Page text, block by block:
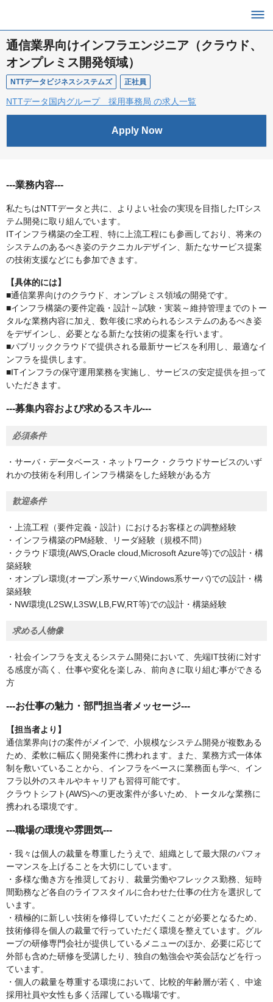
通信業界向けインフラエンジニア（クラウド、
オンプレミス開発領域）
NTTデータビジネスシステムズ 正社員
NTTデータ国内グループ 採用事務局 の求人一覧
Apply Now
---業務内容---
私たちはNTTデータと共に、よりよい社会の実現を目指したITシス
テム開発に取り組んでいます。
ITインフラ構築の全工程、特に上流工程にも参画しており、将来の
システムのあるべき姿のテクニカルデザイン、新たなサービス提案
の技術支援などにも参加できます。
【具体的には】
■通信業界向けのクラウド、オンプレミス領域の開発です。
■インフラ構築の要件定義・設計～試験・実装～維持管理までのトー
タルな業務内容に加え、数年後に求められるシステムのあるべき姿
をデザインし、必要となる新たな技術の提案を行います。
■パブリッククラウドで提供される最新サービスを利用し、最適なイ
ンフラを提供します。
■ITインフラの保守運用業務を実施し、サービスの安定提供を担って
いただきます。
---募集内容および求めるスキル---
必須条件
・サーバ・データベース・ネットワーク・クラウドサービスのいず
れかの技術を利用しインフラ構築をした経験がある方
歓迎条件
・上流工程（要件定義・設計）におけるお客様との調整経験
・インフラ構築のPM経験、リーダ経験（規模不問）
・クラウド環境(AWS,Oracle cloud,Microsoft Azure等)での設計・構
築経験
・オンプレ環境(オープン系サーバ,Windows系サーバ)での設計・構
築経験
・NW環境(L2SW,L3SW,LB,FW,RT等)での設計・構築経験
求める人物像
・社会インフラを支えるシステム開発において、先端IT技術に対す
る感度が高く、仕事や変化を楽しみ、前向きに取り組む事ができる
方
---お仕事の魅力・部門担当者メッセージ---
【担当者より】
通信業界向けの案件がメインで、小規模なシステム開発が複数ある
ため、柔軟に幅広く開発案件に携われます。また、業務方式一体体
制を敷いていることから、インフラをベースに業務面も学べ、イン
フラ以外のスキルやキャリアも習得可能です。
クラウトシフト(AWS)への更改案件が多いため、トータルな業務に
携われる環境です。
---職場の環境や雰囲気---
・我々は個人の裁量を尊重したうえで、組織として最大限のパフォ
ーマンスを上げることを大切にしています。
・多様な働き方を推奨しており、裁量労働やフレックス勤務、短時
間勤務など各自のライフスタイルに合わせた仕事の仕方を選択して
います。
・積極的に新しい技術を修得していただくことが必要となるため、
技術修得を個人の裁量で行っていただく環境を整えています。グル
ープの研修専門会社が提供しているメニューのほか、必要に応じて
外部も含めた研修を受講したり、独自の勉強会や英会話などを行っ
ています。
・個人の裁量を尊重する環境において、比較的年齢層が若く、中途
採用社員や女性も多く活躍している職場です。